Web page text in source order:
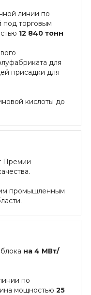
линии по
под торговым
12 840 тонн
для
присадки для
кислоты до
Премии
промышленным
на 4 МВт/
по
мощностью 25